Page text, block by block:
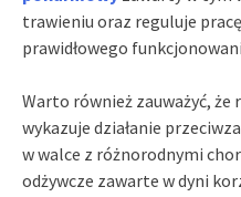
trawieniu oraz reguluje
prawidłowego
Warto również zauważyć, że
wykazuje działanie
w walce z różnorodnymi
odżywcze zawarte w dyni